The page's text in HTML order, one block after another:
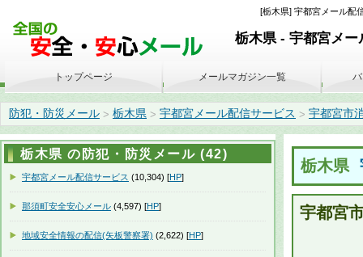
[栃木県] 宇都宮メール配
栃木県 - 宇都宮メー
防犯・防災メール > 栃木県 > 宇都宮メール配信サービス > 宇都宮市
栃木県
宇都宮
トップページ メールマガジン一覧
栃木県 の防犯・防災メール (42)
宇都宮メール配信サービス (10,304) [HP]
那須町安全安心メール (4,597) [HP]
地域安全情報の配信(矢板警察署) (2,622) [HP]